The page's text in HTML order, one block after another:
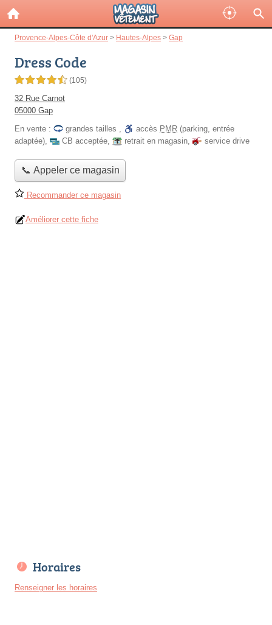
Provence-Alpes-Côte d'Azur > Hautes-Alpes > Gap
Dress Code
4,5 étoiles sur 5 (105)
32 Rue Carnot
05000 Gap
En vente :
grandes tailles , accès PMR (parking, entrée
adaptée), CB acceptée, retrait en magasin, service drive
📞 Appeler ce magasin
Recommander ce magasin
Améliorer cette fiche
Horaires
Renseigner les horaires